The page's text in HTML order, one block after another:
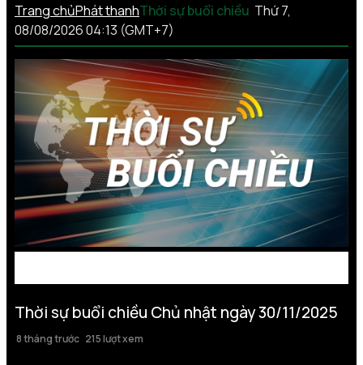
Trang chủPhát thanhThời sự buổi chiều Thứ 7,
08/08/2026 04:13 (GMT+7)
Thời sự buổi chiều Chủ nhật ngày 30/11/2025
8 tháng trước 215 lượt xem